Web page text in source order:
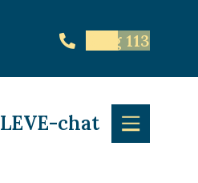
Ring 113
LEVE-chat